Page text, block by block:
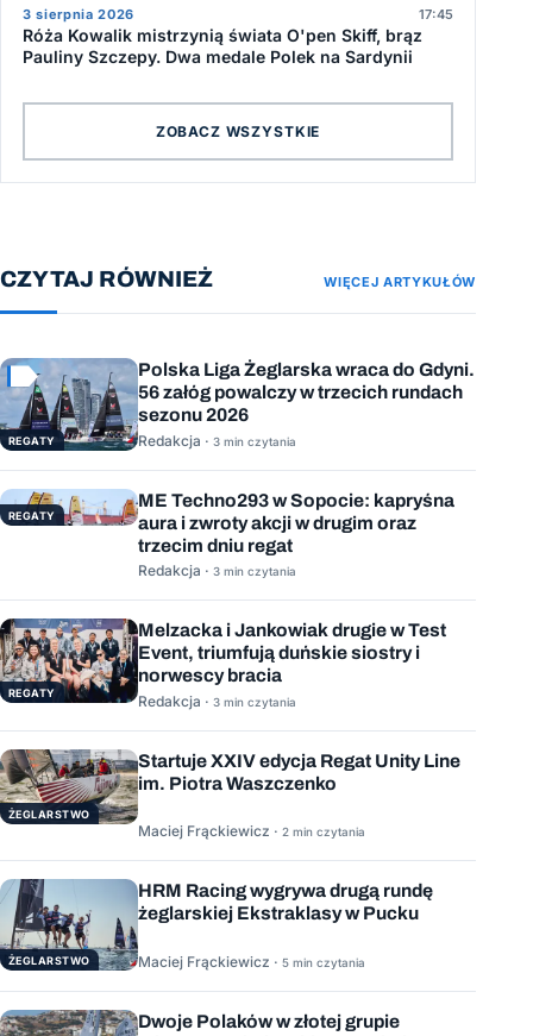
3 sierpnia 2026 17:45
Róża Kowalik mistrzynią świata O'pen Skiff, brąz
Pauliny Szczepy. Dwa medale Polek na Sardynii
ZOBACZ WSZYSTKIE
CZYTAJ RÓWNIEŻ WIĘCEJ ARTYKUŁÓW
REGATY
Polska Liga Żeglarska wraca do Gdyni.
56 załóg powalczy w trzecich rundach
sezonu 2026
Redakcja · 3 min czytania
REGATY
ME Techno293 w Sopocie: kapryśna
aura i zwroty akcji w drugim oraz
trzecim dniu regat
Redakcja · 3 min czytania
REGATY
Melzacka i Jankowiak drugie w Test
Event, triumfują duńskie siostry i
norwescy bracia
Redakcja · 3 min czytania
ŻEGLARSTWO
Startuje XXIV edycja Regat Unity Line
im. Piotra Waszczenko
Maciej Frąckiewicz · 2 min czytania
ŻEGLARSTWO
HRM Racing wygrywa drugą rundę
żeglarskiej Ekstraklasy w Pucku
Maciej Frąckiewicz · 5 min czytania
Dwoje Polaków w złotej grupie